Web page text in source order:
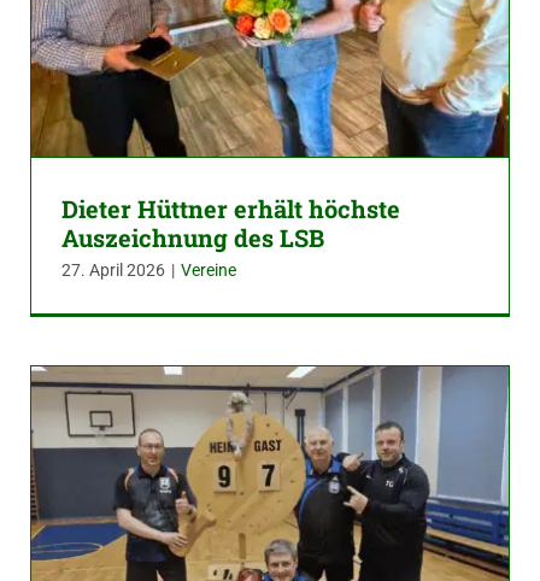
Dieter Hüttner erhält höchste
Auszeichnung des LSB
27. April 2026 | Vereine